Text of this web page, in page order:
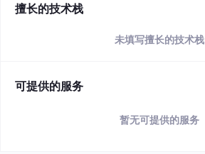
擅长的技术栈
未填写擅长的技术栈
可提供的服务
暂无可提供的服务